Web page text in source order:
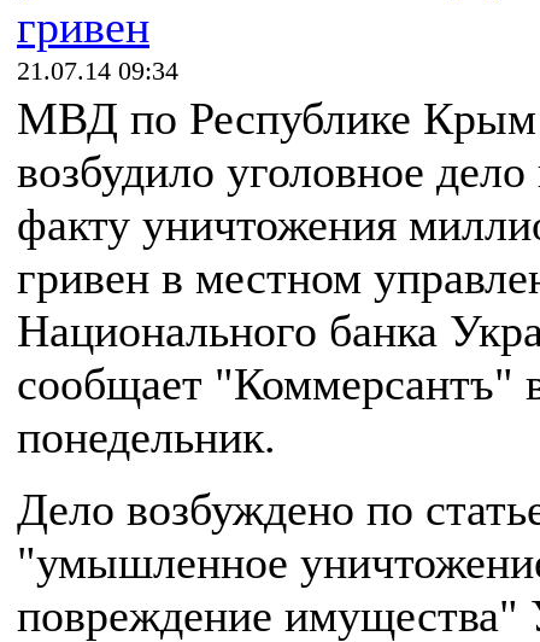
гривен
21.07.14 09:34
МВД по Республике Крым
возбудило уголовное дело
факту уничтожения
гривен в местном
Национального банка
сообщает "Коммерсантъ"
понедельник.
Дело возбуждено по
"умышленное
повреждение